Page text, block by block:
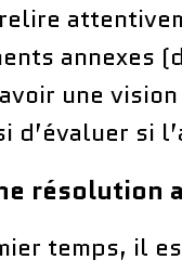
annexes
une
d’évaluer si
résolution
temps, il